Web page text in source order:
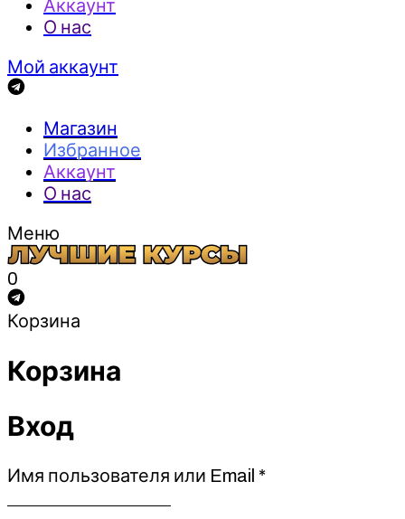
Аккаунт
О нас
Мой аккаунт
Магазин
Избранное
Аккаунт
О нас
Меню
0
Корзина
Корзина
Вход
Имя пользователя или Email *Обязательно